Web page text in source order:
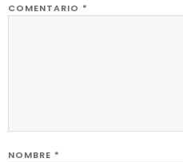
COMENTARIO *
NOMBRE *